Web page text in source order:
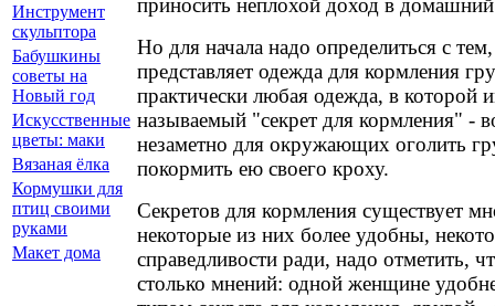
приносить неплохой доход в
Но для начала надо определиться с
представляет одежда для кормления
практически любая одежда, в которой
называемый "секрет для кормления" -
незаметно для окружающих оголить
покормить ею своего кроху.
Секретов для кормления существует
некоторые из них более удобны,
справедливости ради, надо отметить,
столько мнений: одной женщине
Инструмент
скульптора
Бабушкины
советы на
Новый год
Искусственные
цветы: маки
Вязаная ёлка
Кормушки для
птиц своими
руками
Макет дома